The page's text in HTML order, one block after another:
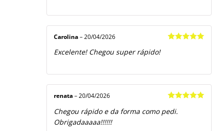
Carolina – 20/04/2026
Excelente! Chegou super rápido!
de 5
renata – 20/04/2026
Chegou rápido e da forma como pedi.
Obrigadaaaaa!!!!!!